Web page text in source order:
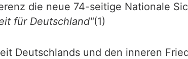
die neue 74-seitige Nationale
für Deutschland"(1)
Deutschlands und den inneren